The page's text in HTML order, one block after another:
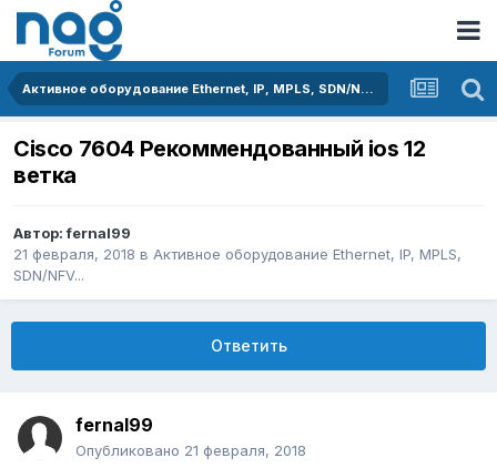
Активное оборудование Ethernet, IP, MPLS, SDN/NFV...
Cisco 7604 Рекоммендованный ios 12
ветка
Автор:fernal99
21 февраля, 2018 в Активное оборудование Ethernet, IP, MPLS,
SDN/NFV...
Ответить
fernal99
Опубликовано 21 февраля, 2018